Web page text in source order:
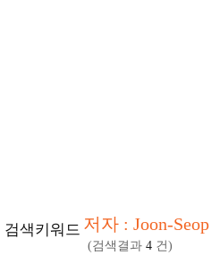
검색키워드 저자 : Joon-Seop
(검색결과 4 건)